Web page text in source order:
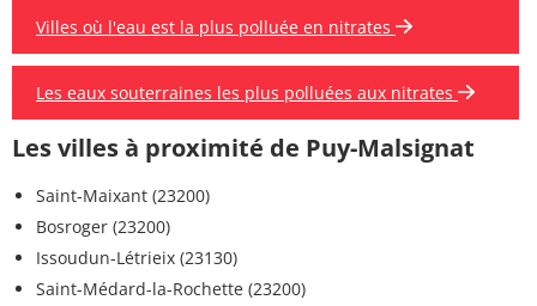
Villes où l'eau est la plus polluée en nitrates
Les eaux souterraines les plus polluées aux nitrates
Les villes à proximité de Puy-Malsignat
Saint-Maixant (23200)
Bosroger (23200)
Issoudun-Létrieix (23130)
Saint-Médard-la-Rochette (23200)